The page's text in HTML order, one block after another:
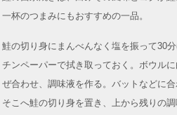
一杯のつまみにもおすすめの一品。
鮭の切り身にまんべんなく塩を振って30
チンペーパーで拭き取っておく。ボウル
ぜ合わせ、調味液を作る。バットなどに
そこへ鮭の切り身を置き、上から残りの